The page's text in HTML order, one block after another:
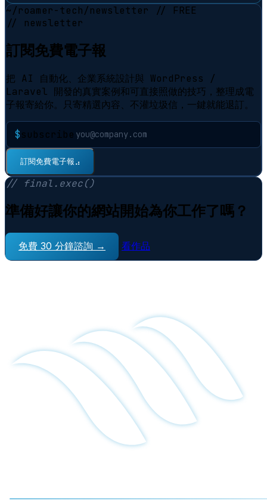
~/roamer-tech/newsletter
// FREE
// newsletter
訂閱免費電子報
把 AI 自動化、企業系統設計與 WordPress /
Laravel 開發的真實案例和可直接照做的技巧，整理成電
子報寄給你。只寄精選內容、不灌垃圾信，一鍵就能退訂。
$subscribe
訂閱免費電子報⠋
// final.exec()
準備好讓你的網站開始為你工作了嗎？
免費 30 分鐘諮詢 → 看作品